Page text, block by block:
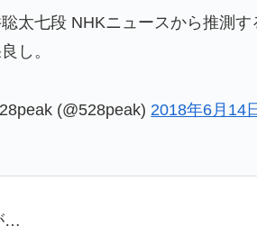
太七段 NHKニュースから推測
し。
(@528peak) 2018年6月14
…